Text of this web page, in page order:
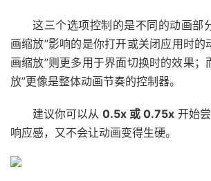
这三个选项控制的是不同的动画部
画缩放”影响的是你打开或关闭应用时的
画缩放”则更多用于界面切换时的效果；
放”更像是整体动画节奏的控制器。
建议你可以从 0.5x 或 0.75x 开始
响应感，又不会让动画变得生硬。